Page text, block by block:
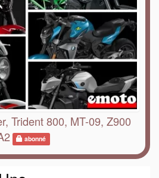
Trident 800, MT-09, Z900
abonné